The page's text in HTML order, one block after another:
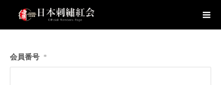
会員番号 *